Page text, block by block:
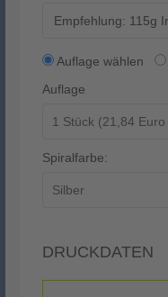
Empfehlung: 115g
Auflage wählen
Auflage
Spiralfarbe:
DRUCKDATEN